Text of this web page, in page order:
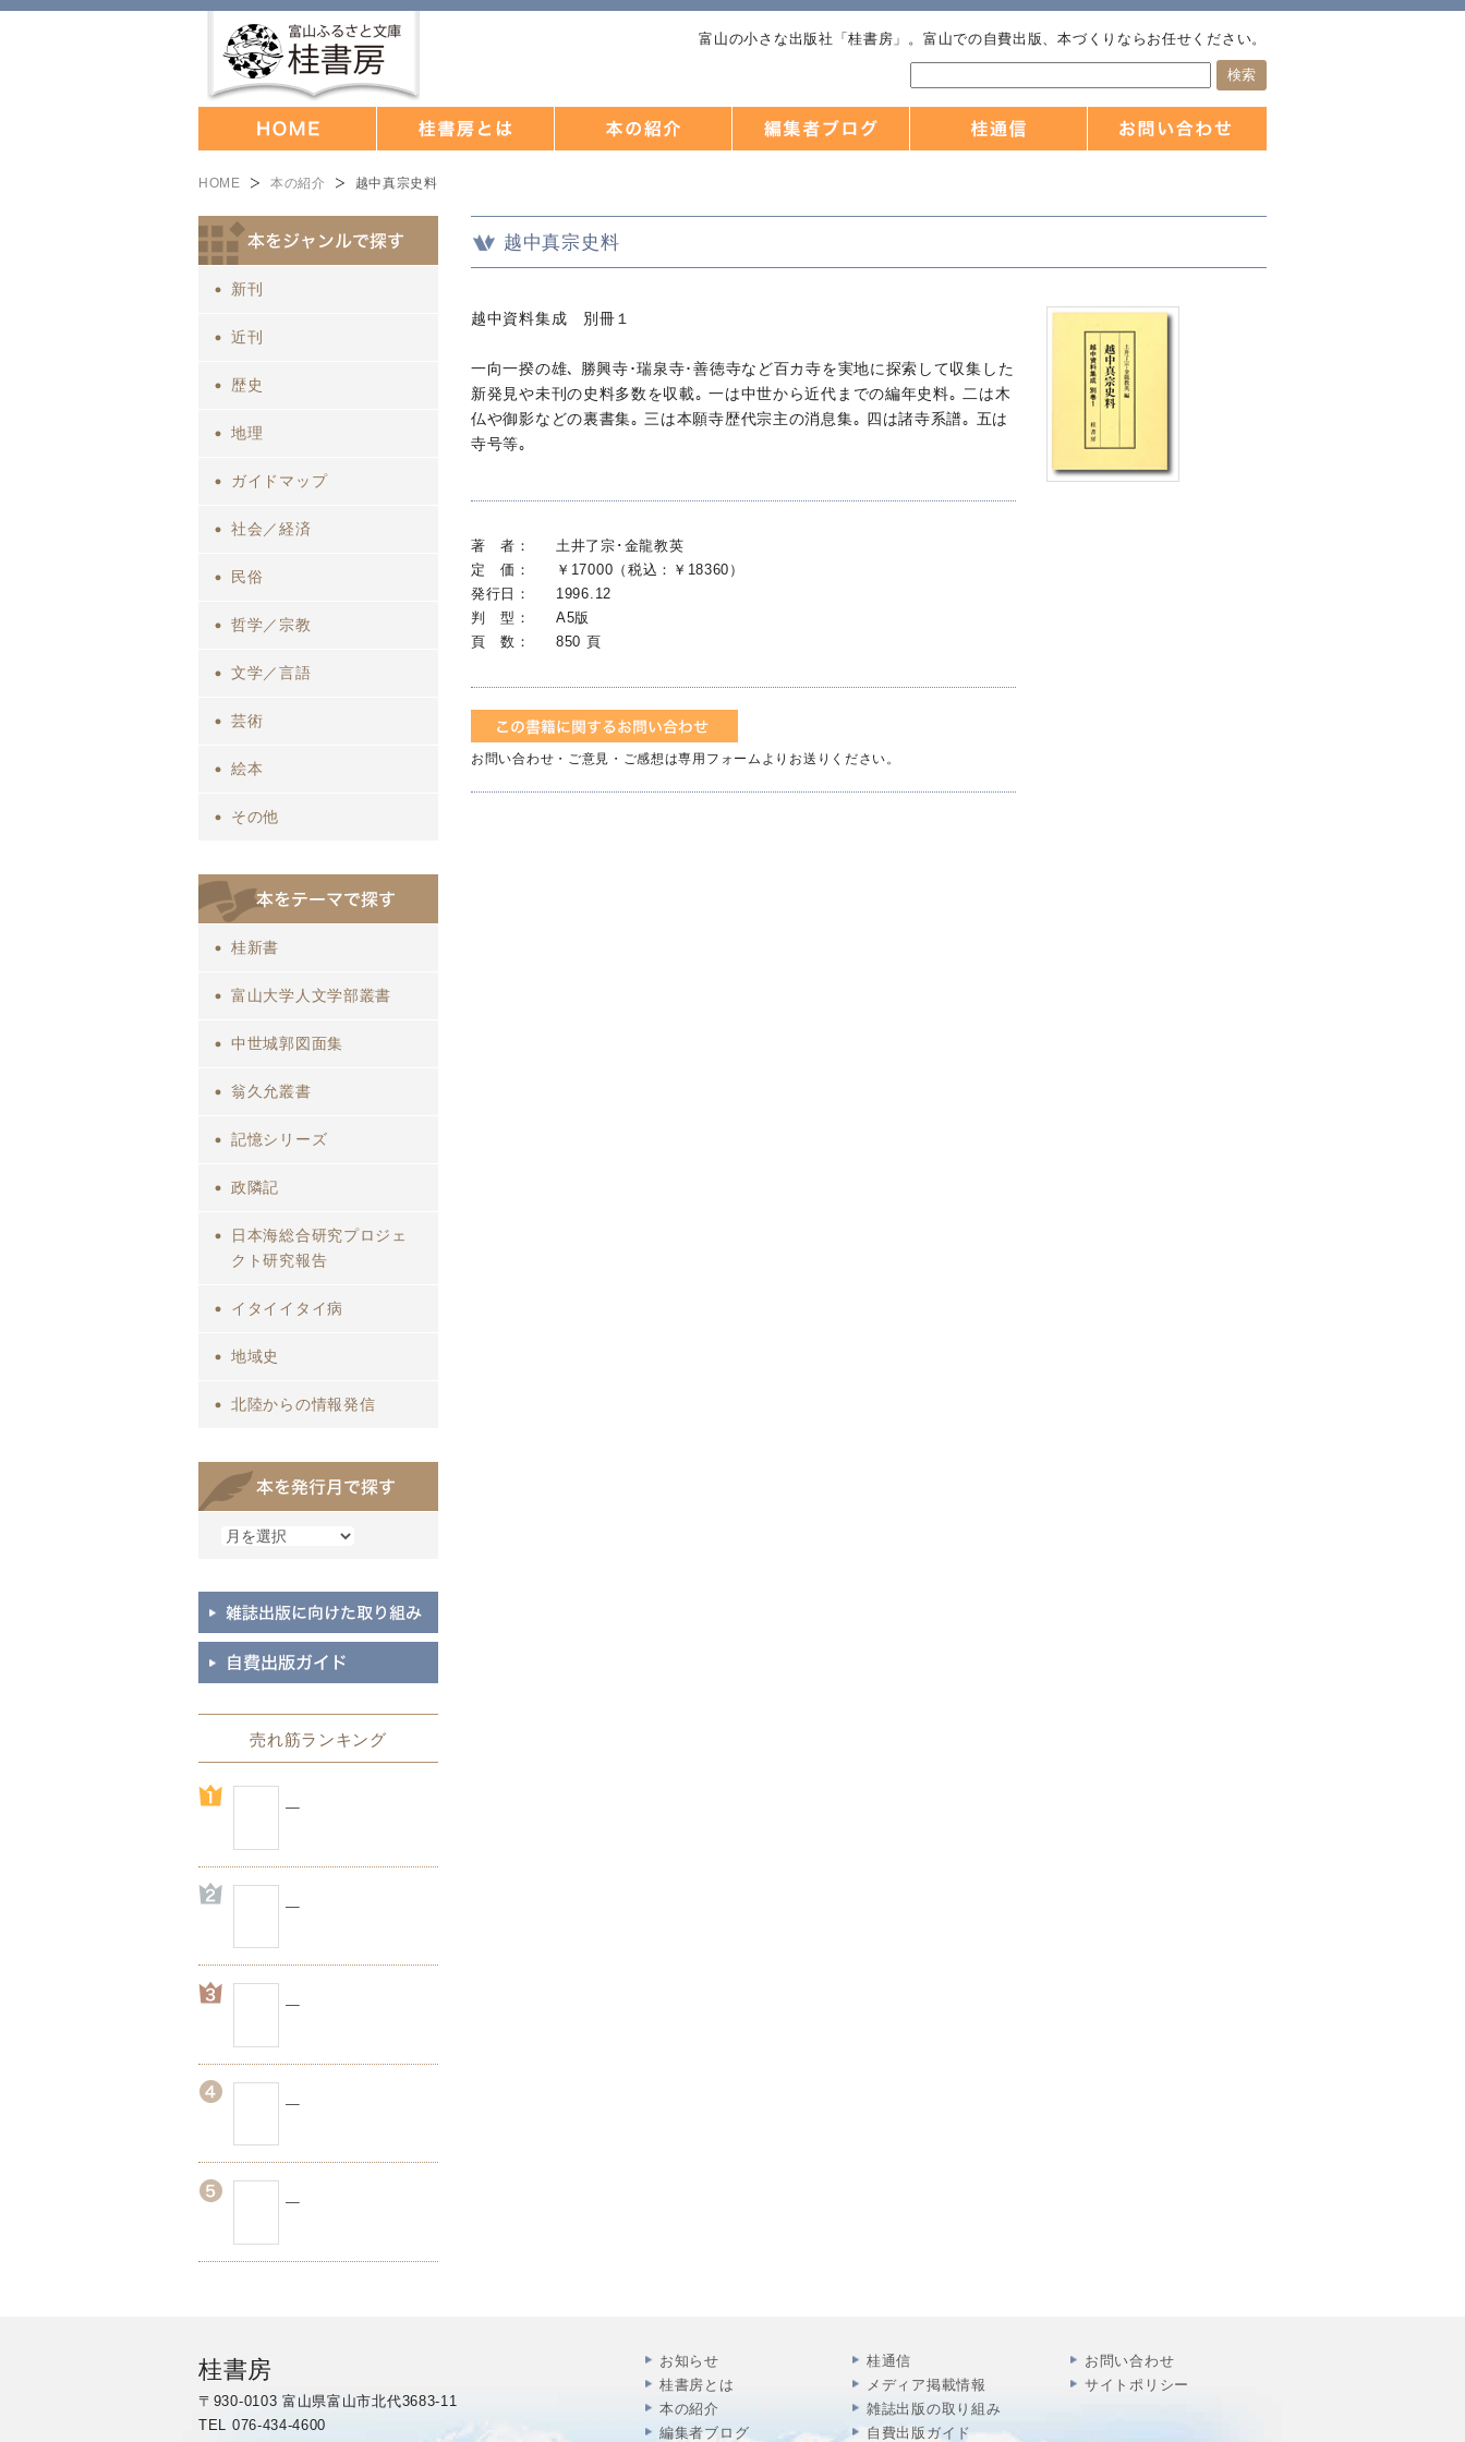
富山の小さな出版社「桂書房」。富山での自費出版、本づくりならお任せください。
HOME 本の紹介 越中真宗史料
越中真宗史料
越中資料集成 別冊１
一向一揆の雄､ 勝興寺･瑞泉寺･善徳寺など百カ寺を実地に探索して収集した
新発見や未刊の史料多数を収載｡ 一は中世から近代までの編年史料｡ 二は木
仏や御影などの裏書集｡ 三は本願寺歴代宗主の消息集｡ 四は諸寺系譜｡ 五は
寺号等｡
著 者：
土井了宗･金龍教英
定 価：
￥17000（税込：￥18360）
発行日：
1996.12
判 型：
A5版
頁 数：
850 頁
お問い合わせ・ご意見・ご感想は専用フォームよりお送りください。
新刊
近刊
歴史
地理
ガイドマップ
社会／経済
民俗
哲学／宗教
文学／言語
芸術
絵本
その他
桂新書
富山大学人文学部叢書
中世城郭図面集
翁久允叢書
記憶シリーズ
政隣記
日本海総合研究プロジェ
クト研究報告
イタイイタイ病
地域史
北陸からの情報発信
売れ筋ランキング
桂書房
〒930-0103 富山県富山市北代3683-11
TEL 076-434-4600
お知らせ
桂書房とは
本の紹介
編集者ブログ
桂通信
メディア掲載情報
雑誌出版の取り組み
自費出版ガイド
お問い合わせ
サイトポリシー